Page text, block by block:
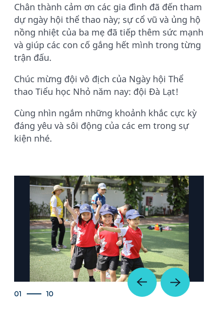
Chân thành cảm ơn các gia đình đã đến tham
dự ngày hội thể thao này; sự cổ vũ và ủng hộ
nồng nhiệt của ba mẹ đã tiếp thêm sức mạnh
và giúp các con cố gắng hết mình trong từng
trận đấu.
Chúc mừng đội vô địch của Ngày hội Thể
thao Tiểu học Nhỏ năm nay: đội Đà Lạt!
Cùng nhìn ngắm những khoảnh khắc cực kỳ
đáng yêu và sôi động của các em trong sự
kiện nhé.
01 10